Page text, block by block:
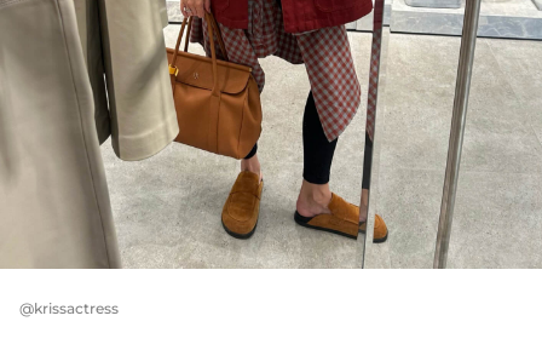
@krissactress